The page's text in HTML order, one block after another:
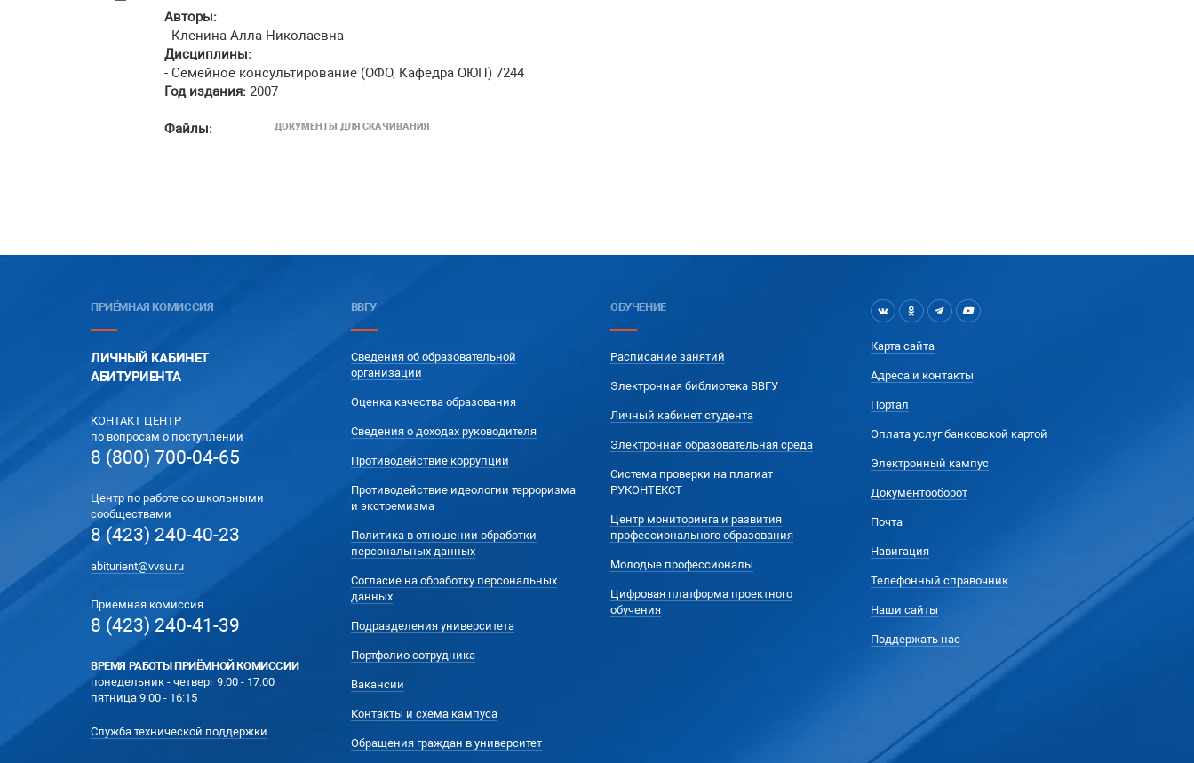
Авторы:
- Кленина Алла Николаевна
Дисциплины:
- Семейное консультирование (ОФО, Кафедра ОЮП) 7244
Год издания:2007
Файлы: ДОКУМЕНТЫ ДЛЯ СКАЧИВАНИЯ
ПРИЁМНАЯ КОМИССИЯ
ЛИЧНЫЙ КАБИНЕТ
АБИТУРИЕНТА
КОНТАКТ ЦЕНТР
по вопросам о поступлении
8 (800) 700-04-65
Центр по работе со школьными
сообществами
8 (423) 240-40-23
abiturient@vvsu.ru
Приемная комиссия
8 (423) 240-41-39
ВРЕМЯ РАБОТЫ ПРИЁМНОЙ КОМИССИИ
понедельник - четверг 9:00 - 17:00
пятница 9:00 - 16:15
Служба технической поддержки
ВВГУ
Сведения об образовательной
организации
Оценка качества образования
Сведения о доходах руководителя
Противодействие коррупции
Противодействие идеологии терроризма
и экстремизма
Политика в отношении обработки
персональных данных
Согласие на обработку персональных
данных
Подразделения университета
Портфолио сотрудника
Вакансии
Контакты и схема кампуса
Обращения граждан в университет
ОБУЧЕНИЕ
Расписание занятий
Электронная библиотека ВВГУ
Личный кабинет студента
Электронная образовательная среда
Система проверки на плагиат
РУКОНТЕКСТ
Центр мониторинга и развития
профессионального образования
Молодые профессионалы
Цифровая платформа проектного
обучения
Карта сайта
Адреса и контакты
Портал
Оплата услуг банковской картой
Электронный кампус
Документооборот
Почта
Навигация
Телефонный справочник
Наши сайты
Поддержать нас